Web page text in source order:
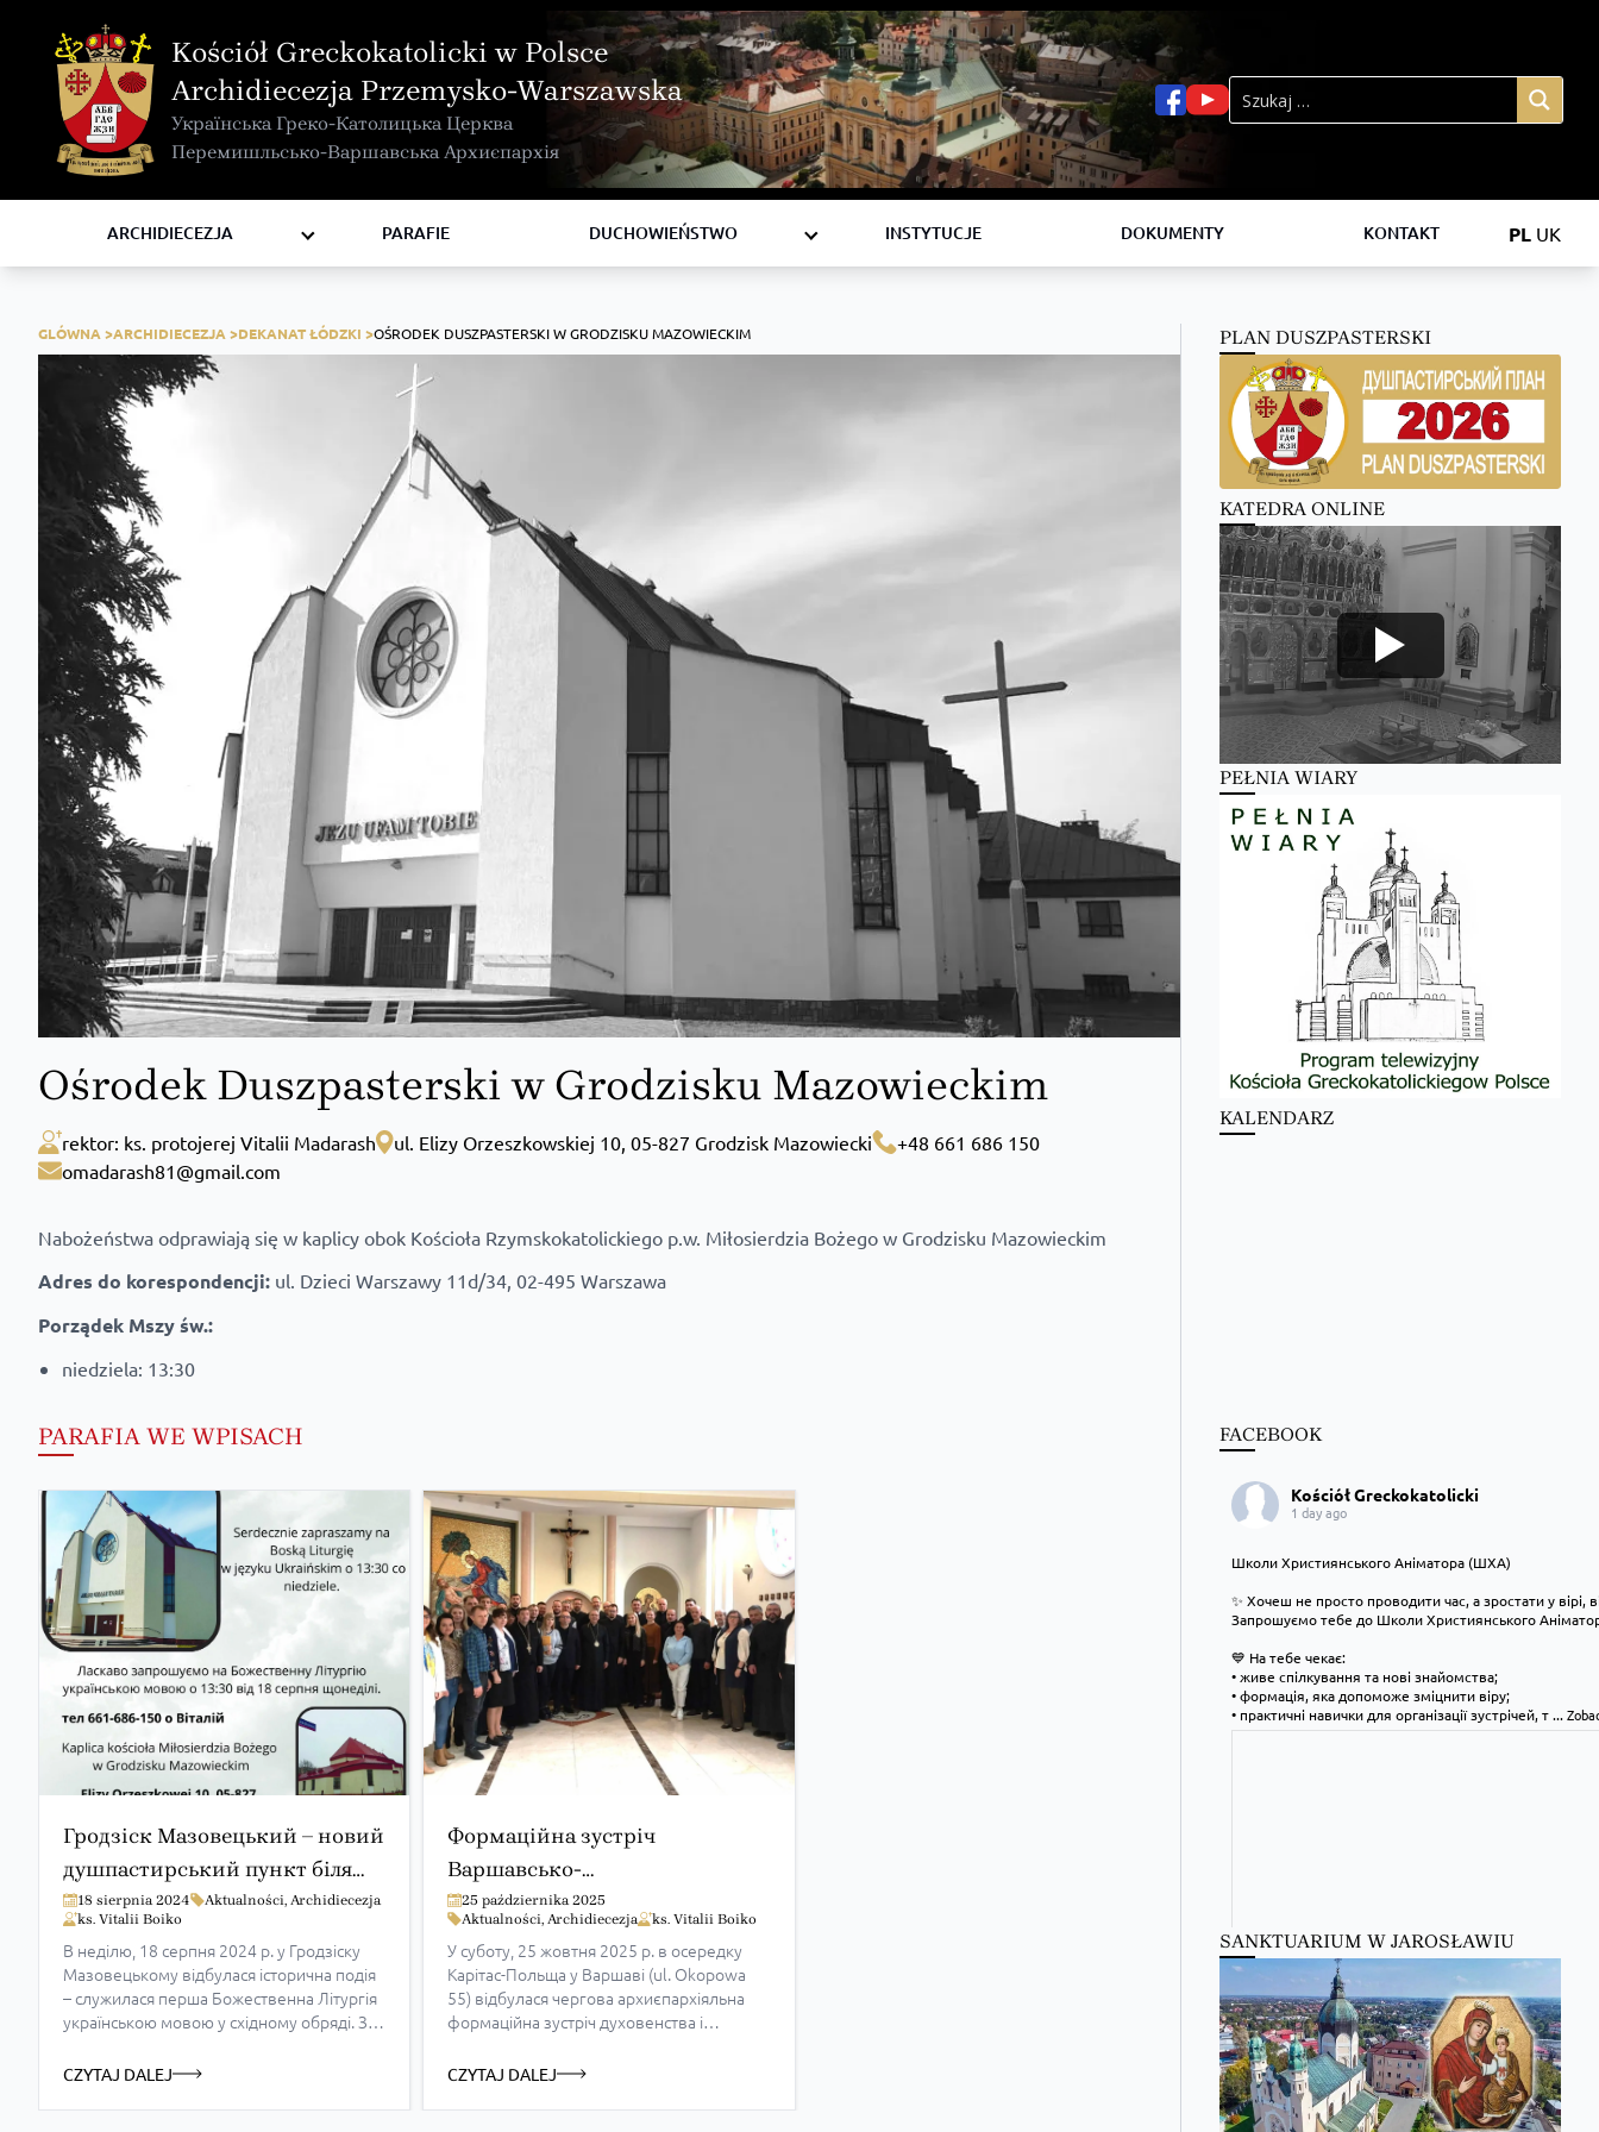
Kościół Greckokatolicki w Polsce
Archidiecezja Przemysko-Warszawska
Українська Греко-Католицька Церква
Перемишльсько-Варшавська Архиєпархія
ARCHIDIECEZJA
KURIA METROPOLITALNA
KAPITUŁA
KOMISJE I WYDZIAŁY
RADY
ZAKONY I ZGROMADZENIA
PARAFIE
DUCHOWIEŃSTWO
BISKUPI
KSIĘŻA
INSTYTUCJE
DOKUMENTY KONTAKT PL UK
GLÓWNA >ARCHIDIECEZJA >DEKANAT ŁÓDZKI >OŚRODEK DUSZPASTERSKI W GRODZISKU MAZOWIECKIM
Ośrodek Duszpasterski w Grodzisku Mazowieckim
rektor: ks. protojerej Vitalii Madarash ul. Elizy Orzeszkowskiej 10, 05-827 Grodzisk Mazowiecki
+48 661 686 150
omadarash81@gmail.com
Nabożeństwa odprawiają się w kaplicy obok Kościoła Rzymskokatolickiego p.w. Miłosierdzia Bożego w Grodzisku Mazowieckim
Adres do korespondencji: ul. Dzieci Warszawy 11d/34, 02-495 Warszawa
Porządek Mszy św.:
niedziela: 13:30
PARAFIA WE WPISACH
Гродзіск Мазовецький – новий
душпастирський пункт біля
Варшави
18 sierpnia 2024 Aktualności, Archidiecezja
ks. Vitalii Boiko
В неділю, 18 серпня 2024 р. у Гродзіску
Мазовецькому відбулася історична подія
– служилася перша Божественна Літургія
українською мовою у східному обряді. З
чергового душпастирського пункту для
архиєпископа та митрополита
CZYTAJ DALEJ
Формаційна зустріч
Варшавсько-
Лодзького деканату
25 października 2025
Aktualności,Archidiecezja ks. Vitalii Boiko
У суботу, 25 жовтня 2025 р. в осередку
Карітас-Польща у Варшаві (ul. Okopowa
55) відбулася чергова архиєпархіяльна
формаційна зустріч духовенства і
цього разу для Варшавсько-Лодзького
звернувся преосвященний владика
CZYTAJ DALEJ
PLAN DUSZPASTERSKI
KATEDRA ONLINE
PEŁNIA WIARY
KALENDARZ
FACEBOOK
Kościół Greckokatolicki
1 day ago
Школи Християнського Аніматора (ШХА)
✨ Хочеш не просто проводити час, а зростати у вірі,
Запрошуємо тебе до Школи Християнського
💙 На тебе чекає:
• живе спілкування та нові знайомства;
• формація, яка допоможе зміцнити віру;
• практичні навички для організації зустрічей, т...
Kościół Greckokatolicki
1 day ago
SANKTUARIUM W JAROSŁAWIU